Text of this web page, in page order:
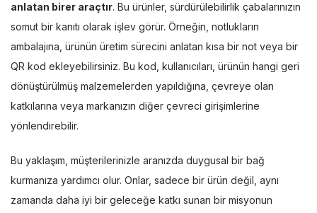
anlatan birer araçtır. Bu ürünler, sürdürülebilirlik çabalarınızın
somut bir kanıtı olarak işlev görür. Örneğin, notlukların
ambalajına, ürünün üretim sürecini anlatan kısa bir not veya bir
QR kod ekleyebilirsiniz. Bu kod, kullanıcıları, ürünün hangi geri
dönüştürülmüş malzemelerden yapıldığına, çevreye olan
katkılarına veya markanızın diğer çevreci girişimlerine
yönlendirebilir.
Bu yaklaşım, müşterilerinizle aranızda duygusal bir bağ
kurmanıza yardımcı olur. Onlar, sadece bir ürün değil, aynı
zamanda daha iyi bir geleceğe katkı sunan bir misyonun